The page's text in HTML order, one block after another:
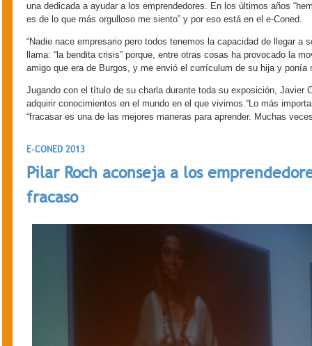
una dedicada a ayudar a los emprendedores. En los últimos años
es de lo que más orgulloso me siento” y por eso está en el e-Coned.
“Nadie nace empresario pero todos tenemos la capacidad de llegar a
llama: “la bendita crisis” porque, entre otras cosas ha provocado la
amigo que era de Burgos, y me envió el currículum de su hija y ponía
Jugando con el título de su charla durante toda su exposición, Javier
adquirir conocimientos en el mundo en el que vivimos.“Lo más
“fracasar es una de las mejores maneras para aprender. Muchas
E-CONED 2013
Pilar Roch aconseja a los
fracaso